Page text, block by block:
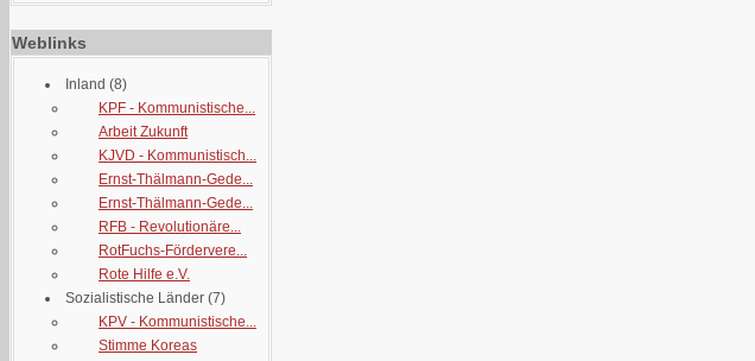
Weblinks
Inland (8)
KPF - Kommunistische...
Arbeit Zukunft
KJVD - Kommunistisch...
Ernst-Thälmann-Gede...
Ernst-Thälmann-Gede...
RFB - Revolutionäre...
RotFuchs-Fördervere...
Rote Hilfe e.V.
Sozialistische Länder (7)
KPV - Kommunistische...
Stimme Koreas